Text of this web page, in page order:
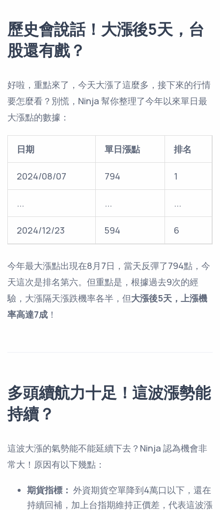
歷史會說話！大漲後5天，台
股還有戲？
好啦，重點來了，今天大漲了這麼多，接下來的行情
要怎麼看？別慌，Ninja 幫你整理了今年以來單日最
大漲點的數據：
日期 單日漲點 排名
2024/08/07 794 1
... ... ...
2024/12/23 594 6
今年最大漲點出現在8月7日，當天反彈了794點，今
天這次是排名第六。但重點是，根據過去9次的經
驗，大漲隔天漲跌機率各半，但大漲後5天，上漲機
率高達7成 ！
多頭續航力十足！這波漲勢能
持續？
這波大漲的氣勢能不能延續下去？Ninja 認為機會非
常大！原因有以下幾點：
期貨指標： 外資期貨空單降到4萬口以下，還在
持續回補，加上台指期維持正價差，代表這波漲